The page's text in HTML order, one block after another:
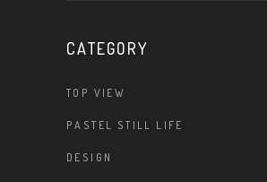
CATEGORY
TOP VIEW
PASTEL STILL LIFE
DESIGN